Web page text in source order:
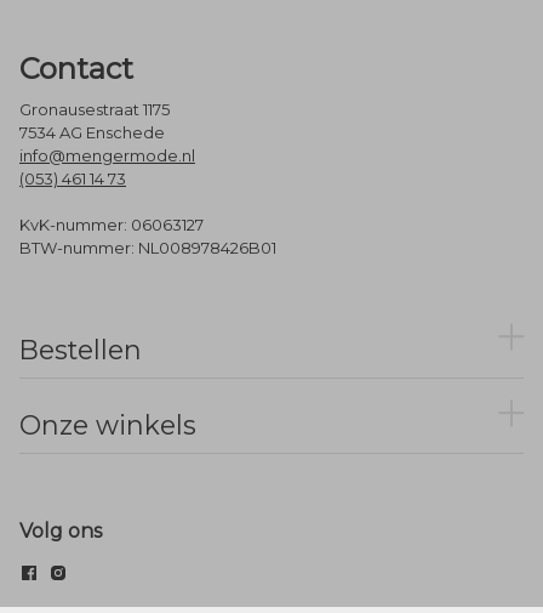
Contact
Gronausestraat 1175
7534 AG Enschede
info@mengermode.nl
(053) 461 14 73
KvK-nummer: 06063127
BTW-nummer: NL008978426B01
Bestellen
Onze winkels
Volg ons